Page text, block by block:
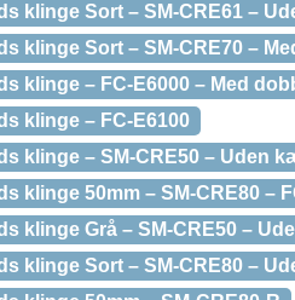
klinge Sort – SM-CRE61 –
klinge Sort – SM-CRE70 –
klinge – FC-E6000 – Med
klinge – FC-E6100
klinge – SM-CRE50 – Uden
klinge 50mm – SM-CRE80 –
klinge Grå – SM-CRE50 –
klinge Sort – SM-CRE80 –